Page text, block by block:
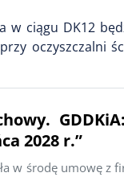
ciągu DK12
oczyszczalni
2028 r.”
w środę umowę z